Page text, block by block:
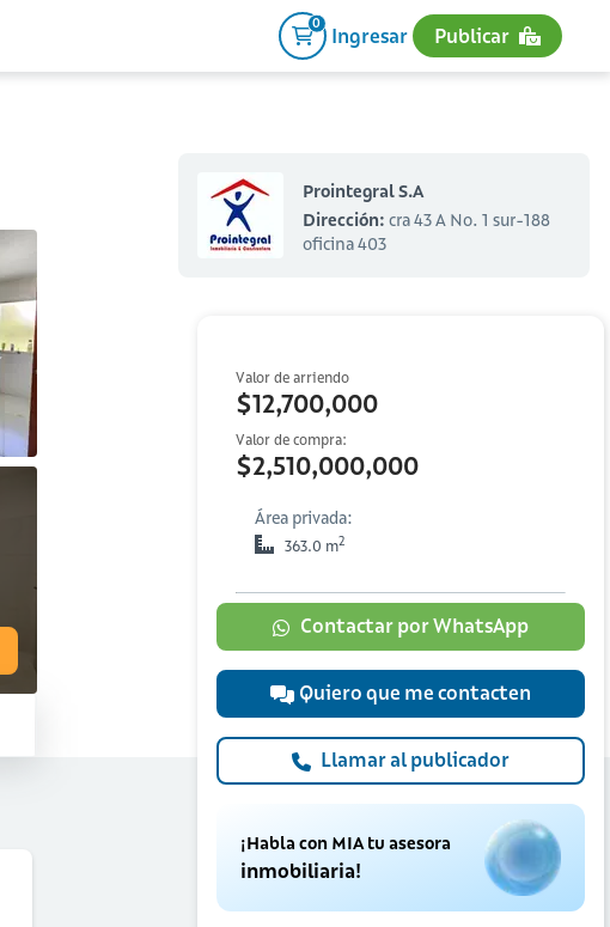
0
Ingresar Publicar
Prointegral S.A
Dirección: cra 43 A No. 1 sur-188
oficina 403
Valor de arriendo
$12,700,000
Valor de compra:
$2,510,000,000
Área privada:
363.0 m2
Contactar por WhatsApp
Quiero que me contacten
Llamar al publicador
¡Habla con MIA tu asesora
inmobiliaria!